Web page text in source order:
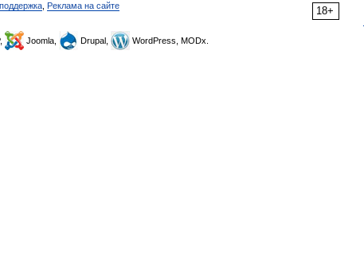
18+
Реклама на сайте
Joomla, Drupal, WordPress, MODx.